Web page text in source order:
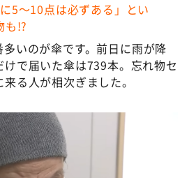
5〜10点は必ずある」とい
も!?
いのが傘です。前日に雨が降
で届いた傘は739本。忘れ物セ
る人が相次ぎました。